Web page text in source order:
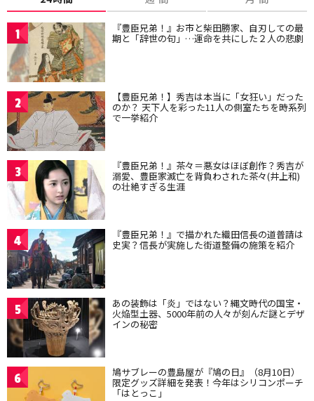
1 『豊臣兄弟！』お市と柴田勝家、自刃しての最
期と「辞世の句」…運命を共にした２人の悲劇
2 【豊臣兄弟！】秀吉は本当に「女狂い」だった
のか？ 天下人を彩った11人の側室たちを時系列
で一挙紹介
3 『豊臣兄弟！』茶々＝悪女はほぼ創作？秀吉が
溺愛、豊臣家滅亡を背負わされた茶々(井上和)
の壮絶すぎる生涯
4 『豊臣兄弟！』で描かれた織田信長の道普請は
史実？信長が実施した街道整備の施策を紹介
5 あの装飾は「炎」ではない？縄文時代の国宝・
火焔型土器、5000年前の人々が刻んだ謎とデザ
インの秘密
6 鳩サブレーの豊島屋が『鳩の日』（8月10日）
限定グッズ詳細を発表！今年はシリコンポーチ
「はとっこ」